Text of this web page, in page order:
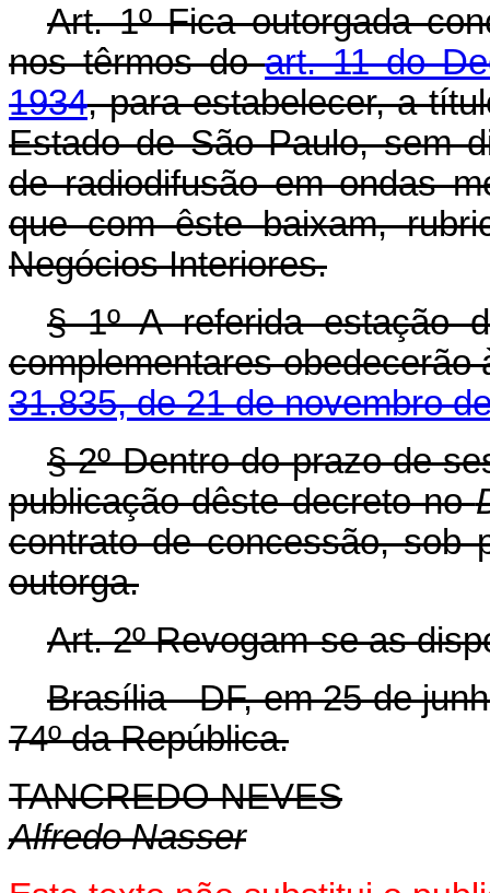
Art. 1º Fica outorgada
nos têrmos doart. 11 do
1934, para estabelecer, a
Estado de São Paulo, sem
de radiodifusão em ondas
que com êste baixam,
Negócios Interiores.
§ 1º A referida estação
complementares
31.835, de 21 de novembro
§ 2º Dentro do prazo de
publicação dêste decreto no
contrato de concessão, sob
outorga.
Art. 2º Revogam-se as
Brasília - DF, em 25 de
74º da República.
TANCREDO NEVES
Alfredo Nasser